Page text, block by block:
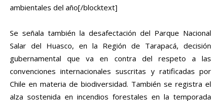
ambientales del año[/blocktext]
Se señala también la desafectación del Parque Nacional
Salar del Huasco, en la Región de Tarapacá, decisión
gubernamental que va en contra del respeto a las
convenciones internacionales suscritas y ratificadas por
Chile en materia de biodiversidad. También se registra el
alza sostenida en incendios forestales en la temporada